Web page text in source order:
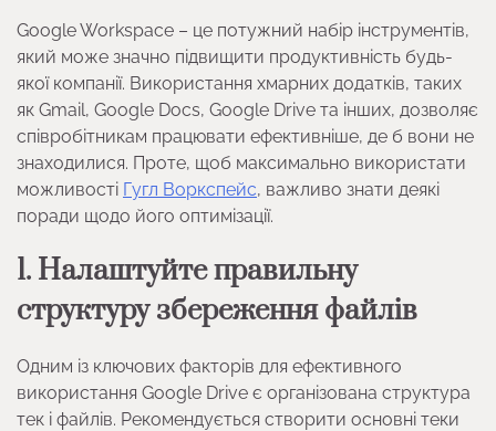
Google Workspace – це потужний набір інструментів,
який може значно підвищити продуктивність будь-
якої компанії. Використання хмарних додатків, таких
як Gmail, Google Docs, Google Drive та інших, дозволяє
співробітникам працювати ефективніше, де б вони не
знаходилися. Проте, щоб максимально використати
можливості Гугл Воркспейс, важливо знати деякі
поради щодо його оптимізації.
1. Налаштуйте правильну
структуру збереження файлів
Одним із ключових факторів для ефективного
використання Google Drive є організована структура
тек і файлів. Рекомендується створити основні теки